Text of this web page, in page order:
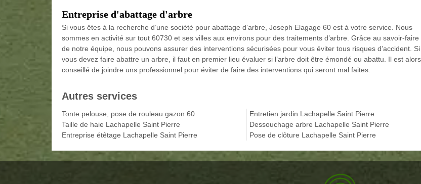
Entreprise d'abattage d'arbre
Si vous êtes à la recherche d’une société pour abattage d’arbre, Joseph Elagage 60 est à votre service. Nous
sommes en activité sur tout 60730 et ses villes aux environs pour des traitements d’arbre. Grâce au savoir-faire
de notre équipe, nous pouvons assurer des interventions sécurisées pour vous éviter tous risques d’accident. Si
vous devez faire abattre un arbre, il faut en premier lieu évaluer si l’arbre doit être émondé ou abattu. Il est alors
conseillé de joindre uns professionnel pour éviter de faire des interventions qui seront mal faites.
Autres services
Tonte pelouse, pose de rouleau gazon 60
Taille de haie Lachapelle Saint Pierre
Entreprise étêtage Lachapelle Saint Pierre
Entretien jardin Lachapelle Saint Pierre
Dessouchage arbre Lachapelle Saint Pierre
Pose de clôture Lachapelle Saint Pierre